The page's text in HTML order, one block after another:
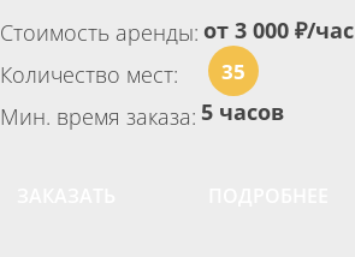
Стоимость аренды: от 3 000 ₽/час
Количество мест:
35
Мин. время заказа: 5 часов